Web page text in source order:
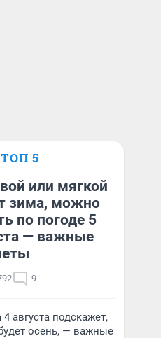
ТОП 5
или мягкой
зима, можно
по погоде 5
— важные
9
4 августа подскажет,
осень, — важные